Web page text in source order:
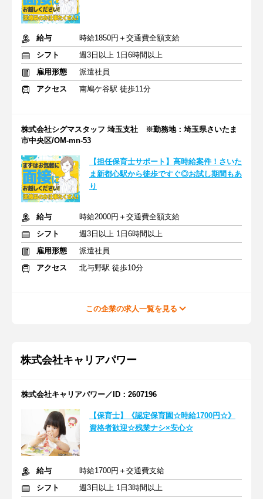
給与
時給1850円＋交通費全額支給
シフト
週3日以上 1日6時間以上
雇用形態
派遣社員
アクセス
南鳩ケ谷駅 徒歩11分
株式会社シグマスタッフ 埼玉支社 ※勤務地：埼玉県さいたま
市中央区/OM-mn-53
【担任保育士サポート】高時給案件！さいた
ま新都心駅から徒歩ですぐ◎お試し期間もあ
り
給与
時給2000円＋交通費全額支給
シフト
週3日以上 1日6時間以上
雇用形態
派遣社員
アクセス
北与野駅 徒歩10分
この企業の求人一覧を見る
株式会社キャリアパワー
株式会社キャリアパワー／ID：2607196
【保育士】《認定保育園☆時給1700円☆》
資格者歓迎☆残業ナシ×安心☆
給与
時給1700円＋交通費支給
シフト
週3日以上 1日3時間以上